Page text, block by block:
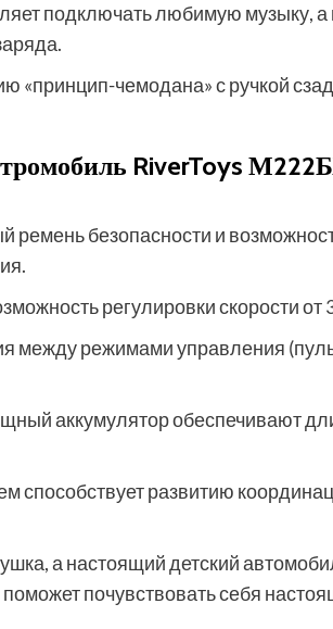
подключать любимую музыку, а
чемодана» с ручкой
RiverToys
ремень безопасности и
регулировки скорости от
между режимами управления
аккумулятор обеспечивают
способствует развитию
а настоящий детский
почувствовать себя